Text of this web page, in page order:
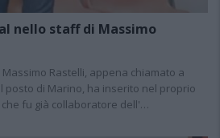
nello staff di Massimo
Rastelli, appena chiamato a
posto di Marino, ha inserito nel proprio
fu già collaboratore dell'…